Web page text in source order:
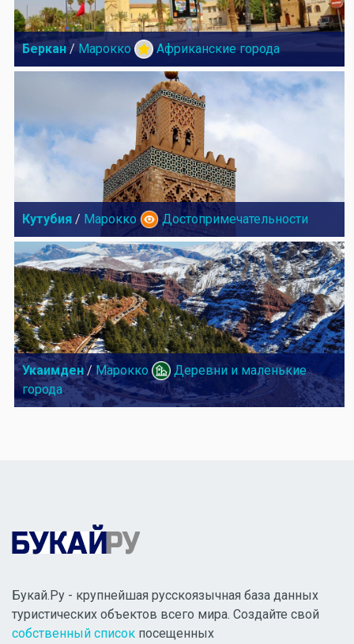
Беркан / Марокко Африканские города
Кутубия / Марокко Достопримечательности
Укаимден/ Марокко
Деревни и маленькие
города
Букай.Ру - крупнейшая русскоязычная база данных
туристических объектов всего мира. Создайте свой
собственный список посещенных